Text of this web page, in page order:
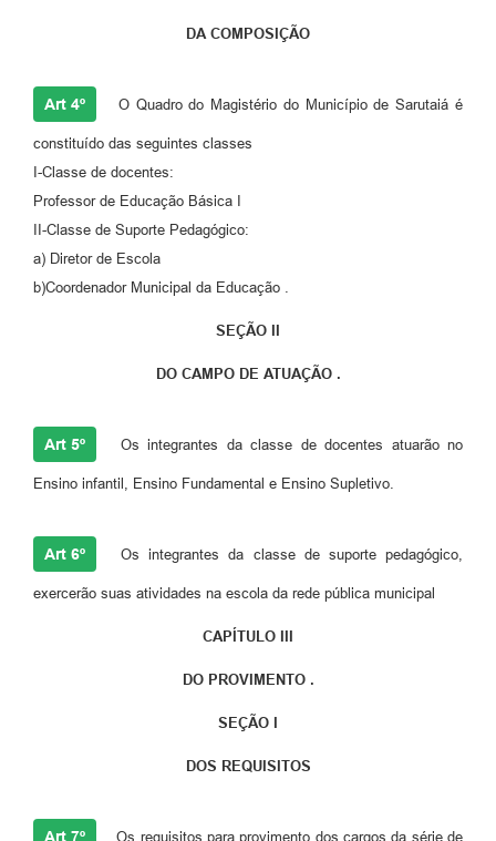
DA COMPOSIÇÃO
Art 4º O Quadro do Magistério do Município de Sarutaiá é
constituído das seguintes classes
I-Classe de docentes:
Professor de Educação Básica I
II-Classe de Suporte Pedagógico:
a) Diretor de Escola
b)Coordenador Municipal da Educação .
SEÇÃO II
DO CAMPO DE ATUAÇÃO .
Art 5º Os integrantes da classe de docentes atuarão no
Ensino infantil, Ensino Fundamental e Ensino Supletivo.
Art 6º Os integrantes da classe de suporte pedagógico,
exercerão suas atividades na escola da rede pública municipal
CAPÍTULO III
DO PROVIMENTO .
SEÇÃO I
DOS REQUISITOS
Art 7º Os requisitos para provimento dos cargos da série de